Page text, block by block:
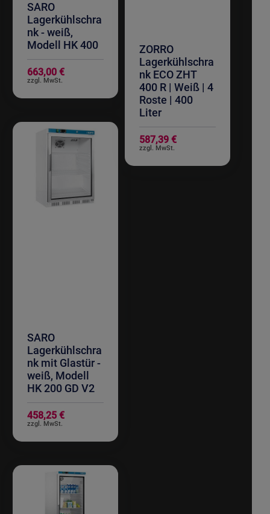
SARO
Lagerkühlschra
nk - weiß,
Modell HK 400
663,00 €
SARO
Lagerkühlschra
nk mit Glastür -
weiß, Modell
HK 200 GD V2
458,25 €
ZORRO
Lagerkühlschra
nk ECO ZHT
400 R | Weiß | 4
Roste | 400
Liter
587,39 €